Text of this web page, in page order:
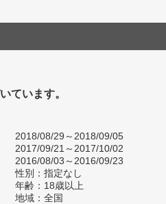
ています。
2018/08/29～2018/09/05
2017/09/21～2017/10/02
2016/08/03～2016/09/23
性別：指定なし
年齢：18歳以上
地域：全国